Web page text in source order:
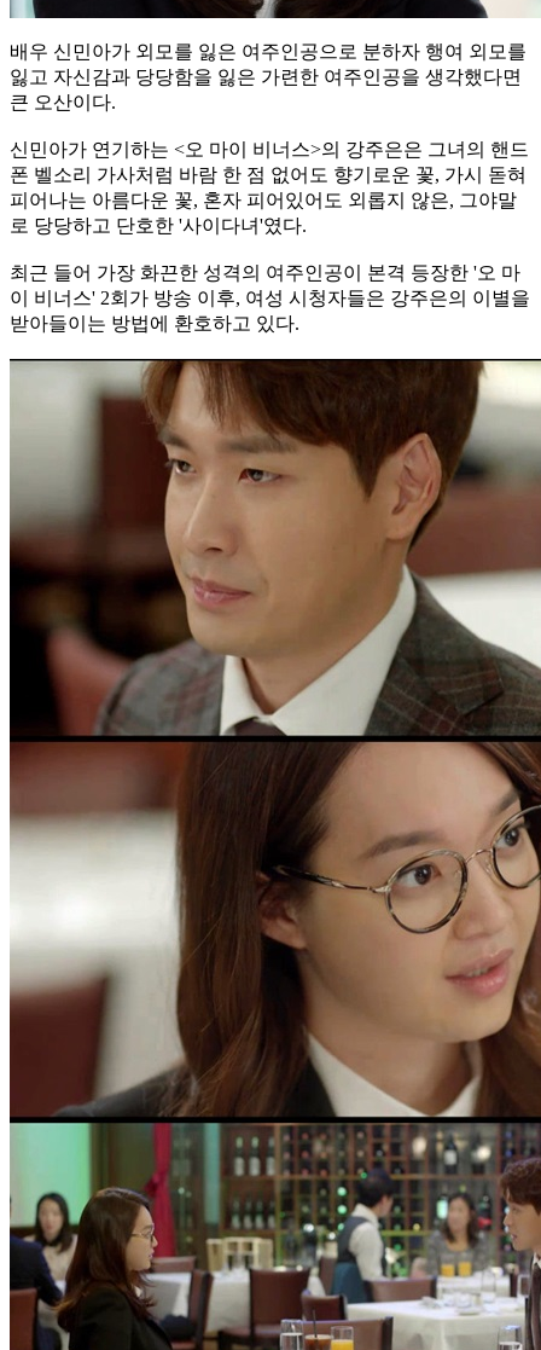
배우 신민아가 외모를 잃은 여주인공으로 분하자 행여 외모를
잃고 자신감과 당당함을 잃은 가련한 여주인공을 생각했다면
큰 오산이다.
신민아가 연기하는 <오 마이 비너스>의 강주은은 그녀의 핸드
폰 벨소리 가사처럼 바람 한 점 없어도 향기로운 꽃, 가시 돋혀
피어나는 아름다운 꽃, 혼자 피어있어도 외롭지 않은, 그야말
로 당당하고 단호한 '사이다녀'였다.
최근 들어 가장 화끈한 성격의 여주인공이 본격 등장한 '오 마
이 비너스' 2회가 방송 이후, 여성 시청자들은 강주은의 이별을
받아들이는 방법에 환호하고 있다.